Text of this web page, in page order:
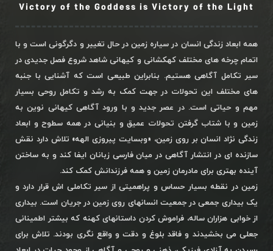
Victory of the Goddess is Victory of the Light
همه ابعاد زندگی انسان در سیاره زمین در حال تغییر و دگرگونی است و با
اتمام چرخه های مختلف کهکشانی و کیهانی شاهد شروع فصل جدیدی در
سیر تکامل آگاهی هستیم. بنابراین طبیعی است که آشنایی با جنبه
های مختلف این تحولات در جهت کمک به رشد و تکامل روحی بسیار
مهم و حیاتی است. در عصر جدید و با ورود آگاهی کیهانی نوین به
زمین و با شتاب گرفتن تحولات عمیق و بنیانی در همه سطوح و ابعاد
زندگی نژاد انسان بر روی زمین، «وبسایت پیروزی الهه» تلاش دارد نقش
سازنده ای در انتشار آگاهی در میان فارسی زبانان ایفا کند و به ساختن
آینده بهتری برای مادرمان زمین و همه فرزندانش کمک کند.
زمین در نقطه بسیار حساس و پراهمیتی از سیر تکاملی اش قرار دارد و
یک بیداری جمعی در جمعیت انسانهای روی زمین در جریان است. بیداری
از خوابی هزاران ساله، فراموش کردن داستانهای کهنه که بیشتر اطمینانی
جعلی می بخشیدند و فاقد بلوغ و دقت و واقع نگری بودند. تلاش برای